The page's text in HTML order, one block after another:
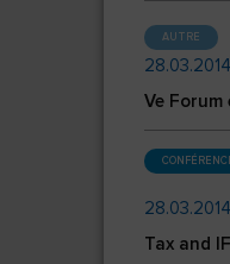
AUTRE
28.03.2014
Ve
28.03.2014
Tax and